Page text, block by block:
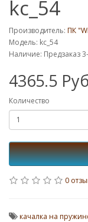
kc_54
Производитель: ПК
Модель: kc_54
Наличие: Предзаказ
4365.5
Количество
0
качалка на